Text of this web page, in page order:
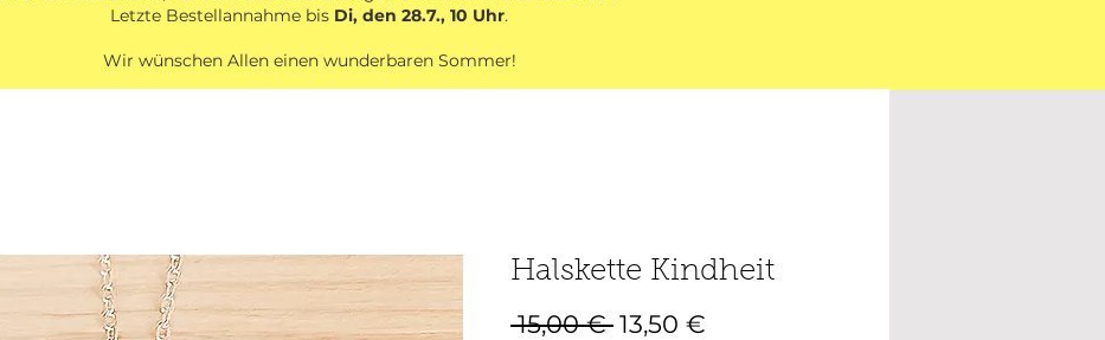
Letzte Bestellannahme bis Di, den 28.7., 10 Uhr.
Wir wünschen Allen einen wunderbaren Sommer!
Halskette Kindheit
15,00 € Standardpreis
13,50 €